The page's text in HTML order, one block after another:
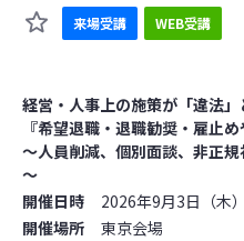
来場受講 WEB受講
経営・人事上の施策が「違法
『希望退職・退職勧奨・雇止
～人員削減、個別面談、非正
～
開催日時
2026年9月3日（木
開催場所
東京会場